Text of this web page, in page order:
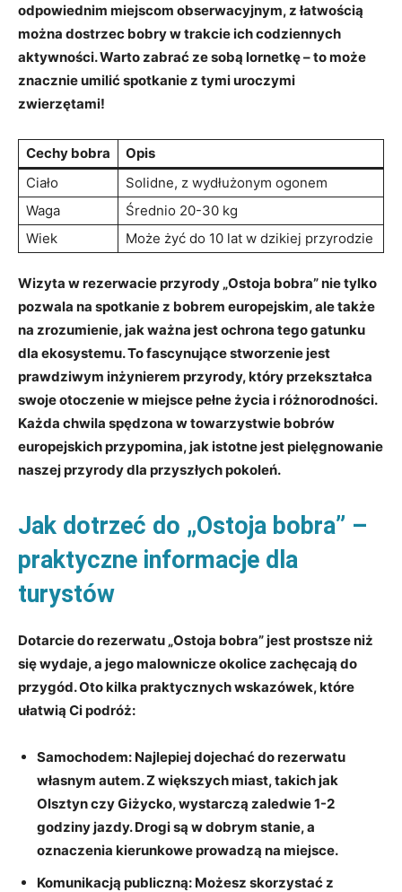
odpowiednim miejscom obserwacyjnym, z łatwością
można dostrzec bobry w trakcie ich codziennych
aktywności. Warto zabrać ze sobą lornetkę – to może
znacznie umilić spotkanie z tymi uroczymi
zwierzętami!
Cechy bobra
Opis
Ciało
Solidne, z wydłużonym ogonem
Waga
Średnio 20-30 kg
Wiek
Może żyć do 10 lat w dzikiej przyrodzie
Wizyta w rezerwacie przyrody „Ostoja bobra” nie tylko
pozwala na spotkanie z bobrem europejskim, ale także
na zrozumienie, jak ważna jest ochrona tego gatunku
dla ekosystemu. To fascynujące stworzenie jest
prawdziwym inżynierem przyrody, który przekształca
swoje otoczenie w miejsce pełne życia i różnorodności.
Każda chwila spędzona w towarzystwie bobrów
europejskich przypomina, jak istotne jest pielęgnowanie
naszej przyrody dla przyszłych pokoleń.
Jak dotrzeć do „Ostoja bobra” –
praktyczne informacje dla
turystów
Dotarcie do rezerwatu „Ostoja bobra” jest prostsze niż
się wydaje, a jego malownicze okolice zachęcają do
przygód. Oto kilka praktycznych wskazówek, które
ułatwią Ci podróż:
Samochodem: Najlepiej dojechać do rezerwatu
własnym autem. Z większych miast, takich jak
Olsztyn czy Giżycko, wystarczą zaledwie 1-2
godziny jazdy. Drogi są w dobrym stanie, a
oznaczenia kierunkowe prowadzą na miejsce.
Komunikacją publiczną: Możesz skorzystać z